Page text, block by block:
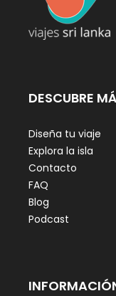
DESCUBRE
Diseña tu viaje
Explora la isla
Contacto
FAQ
Blog
Podcast